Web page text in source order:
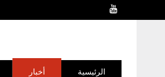
أخبار الرئيسية